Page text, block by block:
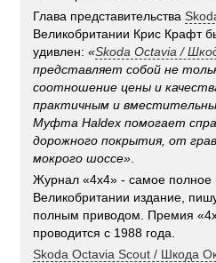
Глава представительства
Великобритании Крис Крафт
удивлен:«Skoda Octavia /
представляет собой не
соотношение цены и
практичным и
Муфта Haldex помогает
дорожного покрытия, от
мокрого шоссе»
Журнал «4х4» - самое полное
Великобритании издание,
полным приводом. Премия
проводится с 1988 года.
Skoda Octavia Scout / Шкода